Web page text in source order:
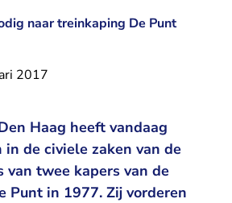
naar treinkaping De Punt
2017
Haag heeft vandaag
in de civiele zaken van de
van twee kapers van de
Punt in 1977. Zij vorderen